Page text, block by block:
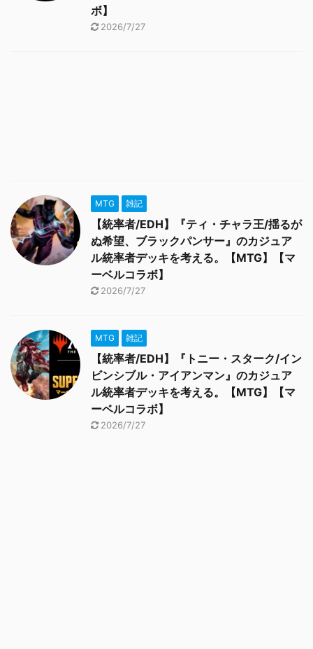
ボ】
2026/7/27
MTG 雑記
【統率者/EDH】『ティ・チャラ王/揺るが
ぬ希望、ブラックパンサー』のカジュア
ル統率者デッキを考える。【MTG】【マ
ーベルコラボ】
2026/7/27
MTG 雑記
【統率者/EDH】『トニー・スターク/イン
ビンシブル・アイアンマン』のカジュア
ル統率者デッキを考える。【MTG】【マ
ーベルコラボ】
2026/7/27